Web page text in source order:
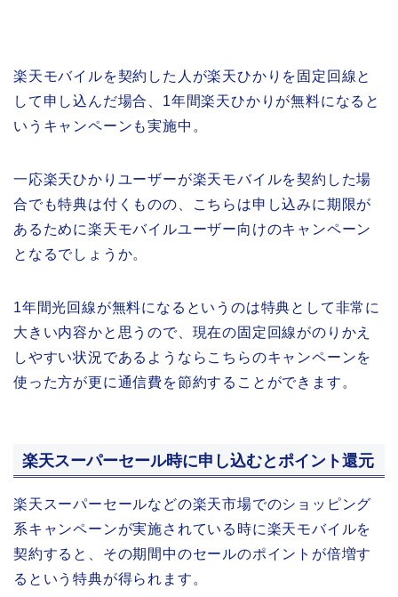
楽天モバイルを契約した人が楽天ひかりを固定回線と
して申し込んだ場合、1年間楽天ひかりが無料になると
いうキャンペーンも実施中。
一応楽天ひかりユーザーが楽天モバイルを契約した場
合でも特典は付くものの、こちらは申し込みに期限が
あるために楽天モバイルユーザー向けのキャンペーン
となるでしょうか。
1年間光回線が無料になるというのは特典として非常に
大きい内容かと思うので、現在の固定回線がのりかえ
しやすい状況であるようならこちらのキャンペーンを
使った方が更に通信費を節約することができます。
楽天スーパーセール時に申し込むとポイント還元
楽天スーパーセールなどの楽天市場でのショッピング
系キャンペーンが実施されている時に楽天モバイルを
契約すると、その期間中のセールのポイントが倍増す
るという特典が得られます。